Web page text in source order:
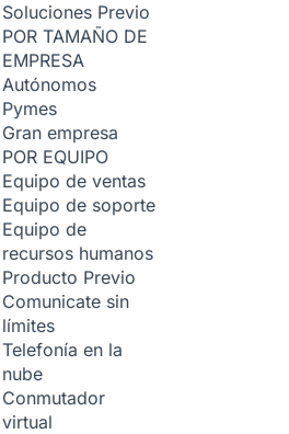
Soluciones Previo
POR TAMAÑO DE
EMPRESA
Autónomos
Pymes
Gran empresa
POR EQUIPO
Equipo de ventas
Equipo de soporte
Equipo de
recursos humanos
Producto Previo
Comunicate sin
límites
Telefonía en la
nube
Conmutador
virtual